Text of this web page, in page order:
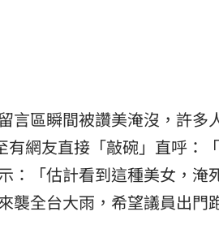
言區瞬間被讚美淹沒，許多
有網友直接「敲碗」直呼：
：「估計看到這種美女，淹
襲全台大雨，希望議員出門